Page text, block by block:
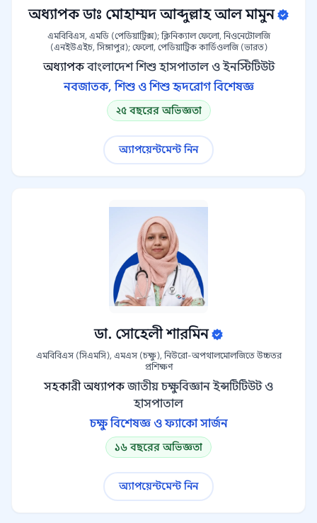
অধ্যাপক ডাঃ মোহাম্মদ আব্দুল্লাহ আল মামুন
এমবিবিএস, এমডি (পেডিয়াট্রিক্স); ক্লিনিক্যাল ফেলো, নিওনেটোলজি
(এনইউএইচ, সিঙ্গাপুর); ফেলো, পেডিয়াট্রিক কার্ডিওলজি (ভারত)
অধ্যাপক বাংলাদেশ শিশু হাসপাতাল ও ইনস্টিটিউট
নবজাতক, শিশু ও শিশু হৃদরোগ বিশেষজ্ঞ
২৫ বছরের অভিজ্ঞতা
অ্যাপয়েন্টমেন্ট নিন
ডা. সোহেলী শারমিন
এমবিবিএস (সিএমসি), এমএস (চক্ষু), নিউরো-অপথালমোলজিতে উচ্চতর
প্রশিক্ষণ
সহকারী অধ্যাপক জাতীয় চক্ষুবিজ্ঞান ইন্সটিটিউট ও
হাসপাতাল
চক্ষু বিশেষজ্ঞ ও ফ্যাকো সার্জন
১৬ বছরের অভিজ্ঞতা
অ্যাপয়েন্টমেন্ট নিন